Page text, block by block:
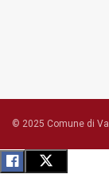
© 2025 Comune di